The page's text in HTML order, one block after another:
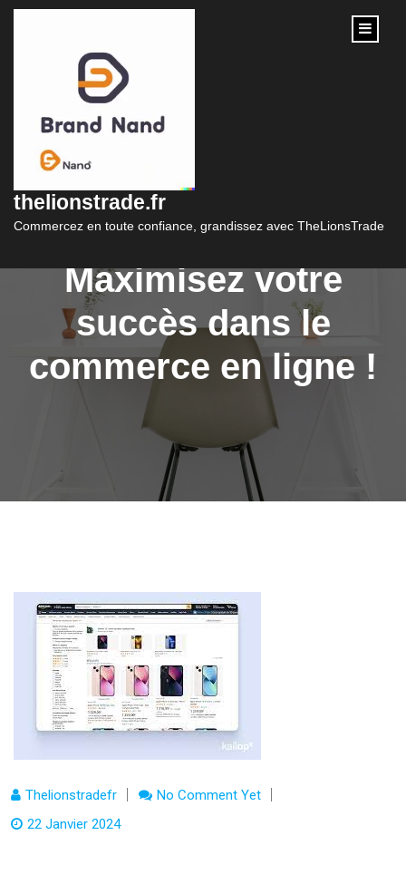
content
thelionstrade.fr
Commercez en toute confiance, grandissez avec TheLionsTrade
vente de sites e-
commerce :
Maximisez votre
succès dans le
commerce en ligne !
Thelionstradefr
No Comment Yet
22 Janvier 2024